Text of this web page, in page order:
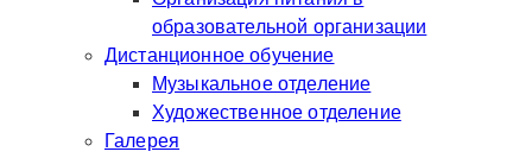
образовательной организации
Дистанционное обучение
Музыкальное отделение
Художественное отделение
Галерея